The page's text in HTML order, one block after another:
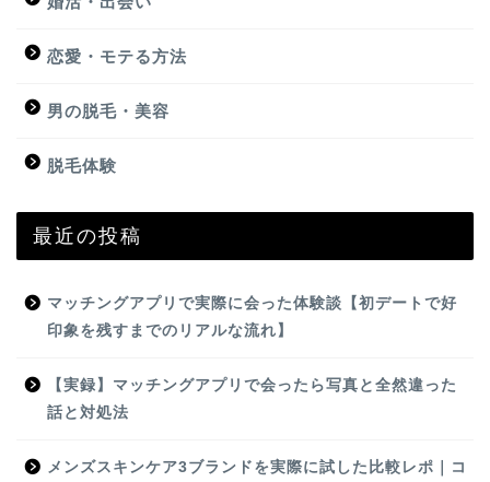
恋愛・モテる方法
男の脱毛・美容
脱毛体験
最近の投稿
マッチングアプリで実際に会った体験談【初デートで好
印象を残すまでのリアルな流れ】
【実録】マッチングアプリで会ったら写真と全然違った
話と対処法
メンズスキンケア3ブランドを実際に試した比較レポ｜コ